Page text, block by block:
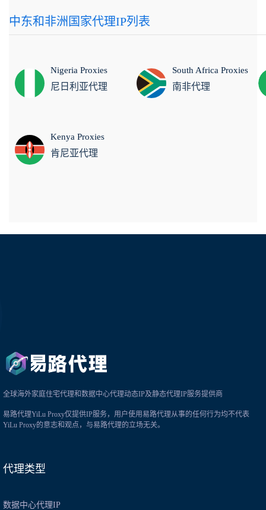
中东和非洲国家代理IP列表
Nigeria Proxies
尼日利亚代理
South Africa Proxies
南非代理
Kenya Proxies
肯尼亚代理
全球海外家庭住宅代理和数据中心代理动态IP及静态代理IP服务提供商
易路代理YiLu Proxy仅提供IP服务，用户使用易路代理从事的任何行为均不代表
YiLu Proxy的意志和观点，与易路代理的立场无关。
代理类型
数据中心代理IP